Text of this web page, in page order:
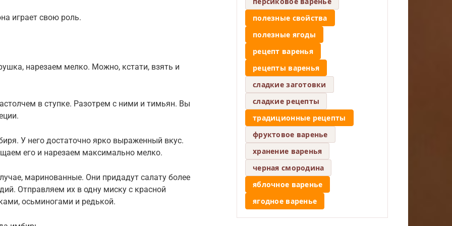
играет свою роль.
нарезаем мелко. Можно, кстати, взять и
в ступке. Разотрем с ними и тимьян. Вы
У него достаточно ярко выраженный вкус.
его и нарезаем максимально мелко.
маринованные. Они придадут салату более
Отправляем их в одну миску с красной
осьминогами и редькой.
полезные свойства
полезные ягоды
рецепт варенья
рецепты варенья
сладкие заготовки
сладкие рецепты
традиционные рецепты
фруктовое варенье
хранение варенья
черная смородина
яблочное варенье
ягодное варенье